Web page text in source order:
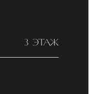
3 ЭТАЖ